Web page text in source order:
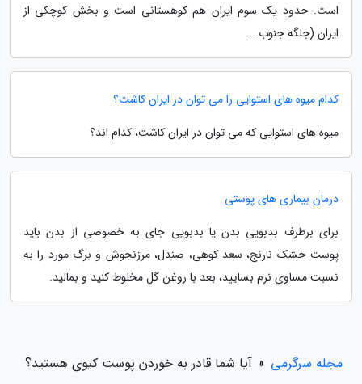
است. حدود یک سوم ایران هم کوهستانی است و بخش کوچکی از
ایران (جلگه جنوب...
کدام میوه های استوایی را می توان در ایران کاشت؟
میوه های استوایی که می توان در ایران کاشت، کدام اند؟
درمان بیماری های پوستی
برای برطرف بدبویی بدن یا بدبویی جای به خصوصی از بدن باید
پوست خشک نارنج، سعد کوهی، صندل، مرزنجوش و برگ مورد را به
نسبت مساوی نرم بسایید، بعد با روغن گل مخلوط کنید و بمالید.
مجله سرگرمی » آیا شما قادر به خوردن پوست کیوی هستید؟